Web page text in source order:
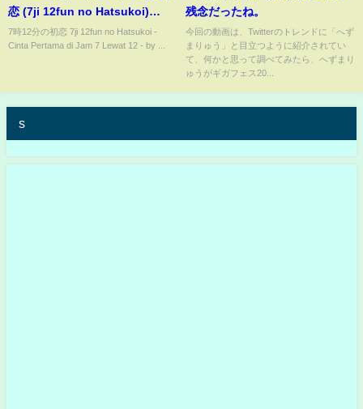
恋 (7ji 12fun no Hatsukoi)
28032024
7時12分の初恋 7ji 12fun no Hatsukoi -
Cinta Pertama di Jam 7 Lewat 12 - by ...
残念だったね。
今回の動画は、Twitterのトレンドに「へず
まりゅう」と目立つように紹介されてい
て、何かと思って調べてみたら、へずまり
ゅうがギガフェス20...
s